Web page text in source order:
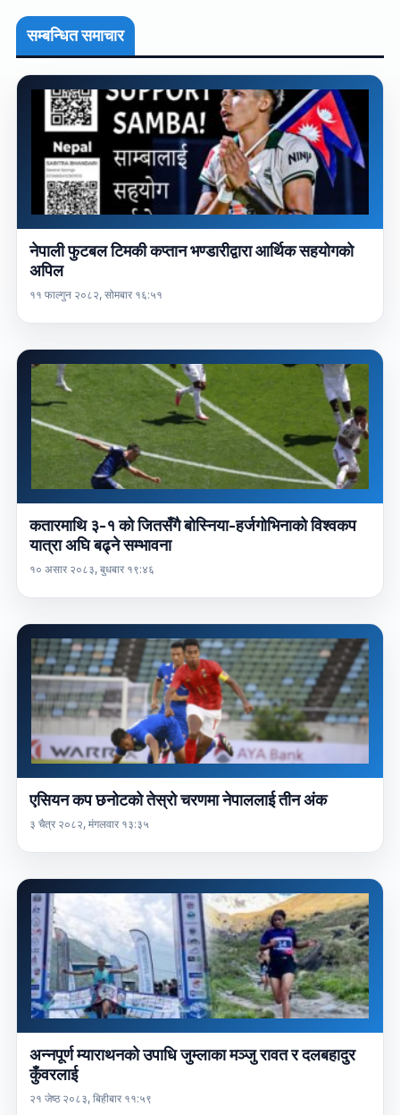
सम्बन्धित समाचार
नेपाली फुटबल टिमकी कप्तान भण्डारीद्वारा आर्थिक सहयोगको
अपिल
११ फाल्गुन २०८२, सोमबार १६:५१
कतारमाथि ३-१ को जितसँगै बोस्निया-हर्जगोभिनाको विश्वकप
यात्रा अघि बढ्ने सम्भावना
१० असार २०८३, बुधबार १९:४६
एसियन कप छनोटको तेस्रो चरणमा नेपाललाई तीन अंक
३ चैत्र २०८२, मंगलवार १३:३५
अन्नपूर्ण म्याराथनको उपाधि जुम्लाका मञ्जु रावत र दलबहादुर
कुँवरलाई
२१ जेष्ठ २०८३, बिहीबार ११:५९